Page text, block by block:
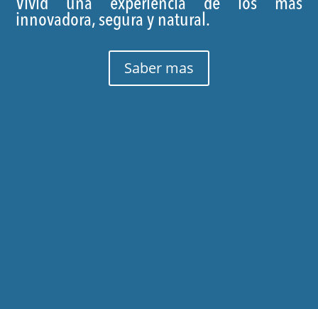
Vivid una experiencia de los más
innovadora, segura y natural.
Saber mas